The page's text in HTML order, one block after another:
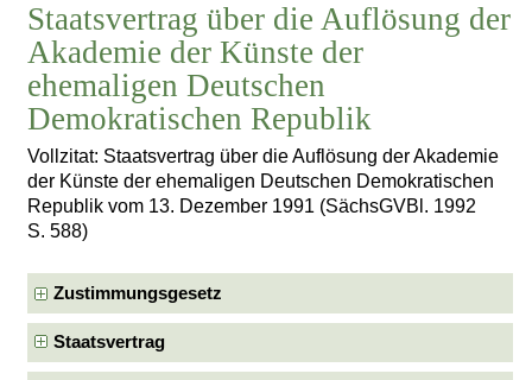
Staatsvertrag über die Auflösung der
Akademie der Künste der
ehemaligen Deutschen
Demokratischen Republik
Vollzitat: Staatsvertrag über die Auflösung der Akademie
der Künste der ehemaligen Deutschen Demokratischen
Republik vom 13. Dezember 1991 (SächsGVBl. 1992
S. 588)
Zustimmungsgesetz
Staatsvertrag